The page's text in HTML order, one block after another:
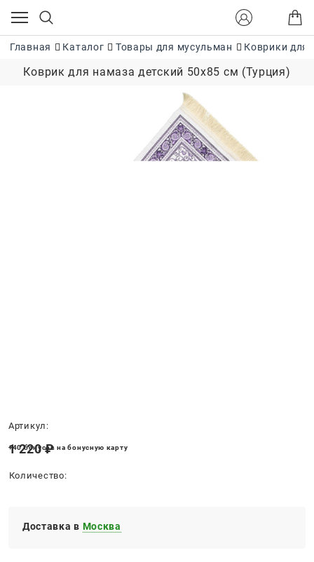
Главная Каталог Товары для мусульман Коврики для
Коврик для намаза детский 50х85 см (Турция)
Артикул:
1 220 ₽
+40 бонусов на бонусную карту
Количество:
Доставка в Москва